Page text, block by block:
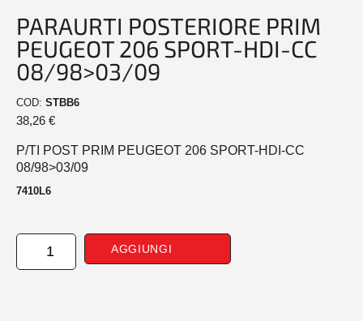
PARAURTI POSTERIORE PRIM
PEUGEOT 206 SPORT-HDI-CC
08/98>03/09
COD: STBB6
38,26 €
P/TI POST PRIM PEUGEOT 206 SPORT-HDI-CC
08/98>03/09
7410L6
PARAURTI
POSTERIORE
AGGIUNGI